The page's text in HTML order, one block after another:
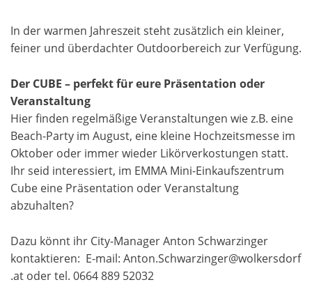
In der warmen Jahreszeit steht zusätzlich ein kleiner,
feiner und überdachter Outdoorbereich zur Verfügung.
Der CUBE – perfekt für eure Präsentation oder
Veranstaltung
Hier finden regelmäßige Veranstaltungen wie z.B. eine
Beach-Party im August, eine kleine Hochzeitsmesse im
Oktober oder immer wieder Likörverkostungen statt.
Ihr seid interessiert, im EMMA Mini-Einkaufszentrum
Cube eine Präsentation oder Veranstaltung
abzuhalten?
Dazu könnt ihr City-Manager Anton Schwarzinger
kontaktieren: E-mail: Anton.Schwarzinger@wolkersdorf
.at oder tel. 0664 889 52032